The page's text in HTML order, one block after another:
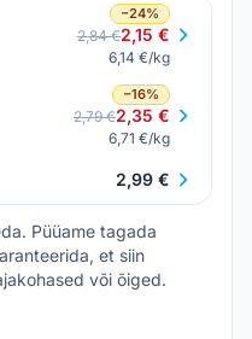
−24%
2,84 €2,15 €
6,14 €/kg
−16%
2,79 €2,35 €
6,71 €/kg
2,99 €
Püüame tagada
et siin
või õiged.